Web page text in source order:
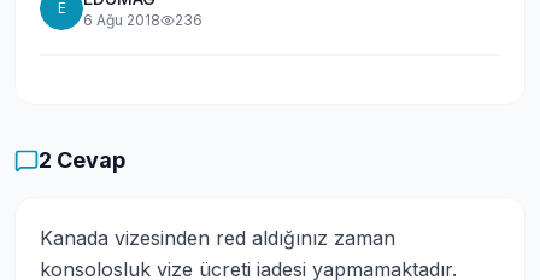
E
6 Ağu 2018 236
2 Cevap
Kanada vizesinden red aldığınız zaman
konsolosluk vize ücreti iadesi yapmamaktadır.